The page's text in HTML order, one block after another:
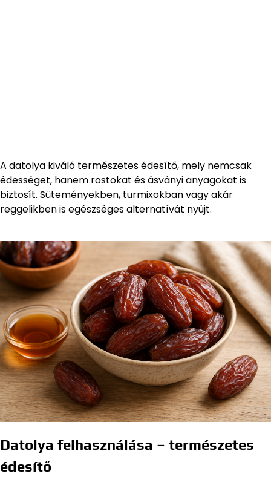
A datolya kiváló természetes édesítő, mely nemcsak
édességet, hanem rostokat és ásványi anyagokat is
biztosít. Süteményekben, turmixokban vagy akár
reggelikben is egészséges alternatívát nyújt.
Datolya felhasználása – természetes
édesítő